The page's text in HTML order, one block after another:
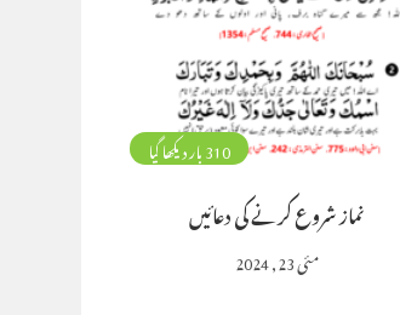
310 بار دیکھا گیا
نماز شروع کرنے کی دعائیں
مئی 23, 2024